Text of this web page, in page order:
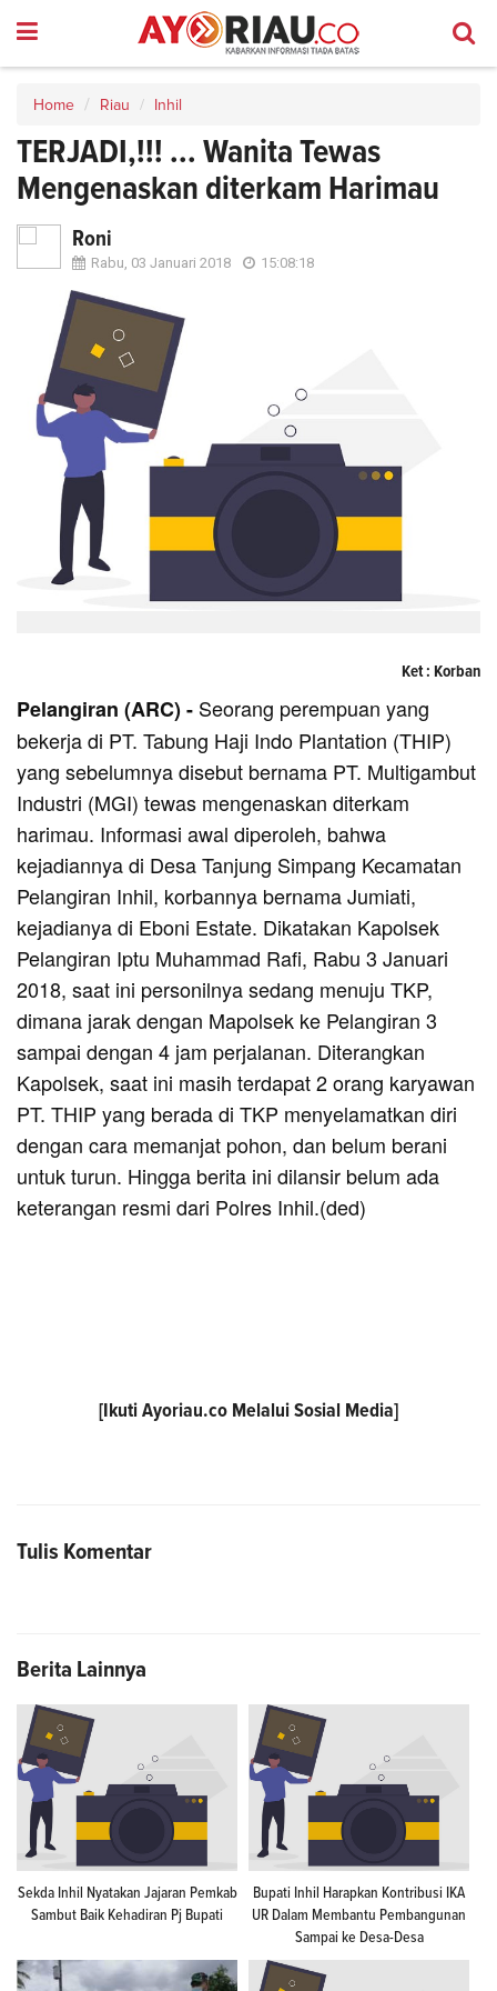
Home Riau Inhil
TERJADI,!!! ... Wanita Tewas
Mengenaskan diterkam Harimau
Roni
Rabu, 03 Januari 2018 15:08:18
Ket : Korban
Pelangiran (ARC) - Seorang perempuan yang
bekerja di PT. Tabung Haji Indo Plantation (THIP)
yang sebelumnya disebut bernama PT. Multigambut
Industri (MGI) tewas mengenaskan diterkam
harimau. Informasi awal diperoleh, bahwa
kejadiannya di Desa Tanjung Simpang Kecamatan
Pelangiran Inhil, korbannya bernama Jumiati,
kejadianya di Eboni Estate. Dikatakan Kapolsek
Pelangiran Iptu Muhammad Rafi, Rabu 3 Januari
2018, saat ini personilnya sedang menuju TKP,
dimana jarak dengan Mapolsek ke Pelangiran 3
sampai dengan 4 jam perjalanan. Diterangkan
Kapolsek, saat ini masih terdapat 2 orang karyawan
PT. THIP yang berada di TKP menyelamatkan diri
dengan cara memanjat pohon, dan belum berani
untuk turun. Hingga berita ini dilansir belum ada
keterangan resmi dari Polres Inhil.(ded)
[Ikuti Ayoriau.co Melalui Sosial Media]
Tulis Komentar
Berita Lainnya
Sekda Inhil Nyatakan Jajaran Pemkab
Sambut Baik Kehadiran Pj Bupati
Bupati Inhil Harapkan Kontribusi IKA
UR Dalam Membantu Pembangunan
Sampai ke Desa-Desa